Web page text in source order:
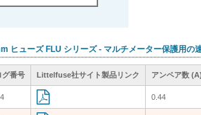
ヒューズ FLU シリーズ - マルチメーター保護用の
グ番号 Littelfuse社サイト製品リンク アンペア数
グ番号 Littelfuse社サイト製品リンク アンペア数
グ番号 Littelfuse社サイト製品リンク アンペア数
0.44
グ番号 Littelfuse社サイト製品リンク アンペア数
0.44